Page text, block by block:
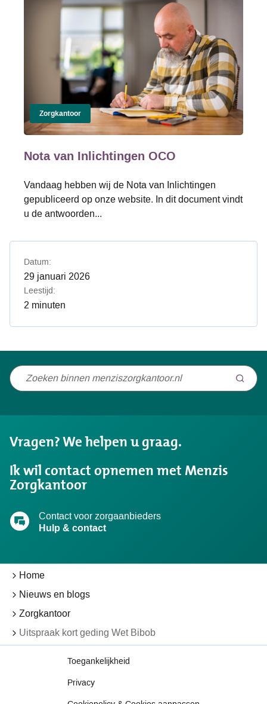
Zorgkantoor
Nota van Inlichtingen OCO
Vandaag hebben wij de Nota van Inlichtingen
gepubliceerd op onze website. In dit document vindt
u de antwoorden...
Datum:
29 januari 2026
Leestijd:
2 minuten
Niet
wat
zocht?
Vragen? We helpen u graag.
Ik wil contact opnemen met Menzis
Zorgkantoor
Contact voor zorgaanbieders
Hulp & contact
Home
Nieuws en blogs
Zorgkantoor
Uitspraak kort geding Wet Bibob
Toegankelijkheid
Privacy